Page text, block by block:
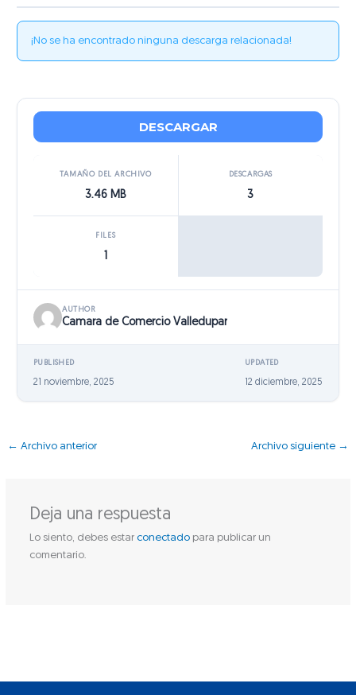
¡No se ha encontrado ninguna descarga relacionada!
DESCARGAR
TAMAÑO DEL ARCHIVO
3.46 MB
DESCARGAS
3
FILES
AUTHOR
Camara de Comercio Valledupar
PUBLISHED
21 noviembre, 2025
UPDATED
12 diciembre, 2025
← Archivo anterior Archivo siguiente →
Deja una respuesta
Lo siento, debes estar conectadopara publicar un
comentario.